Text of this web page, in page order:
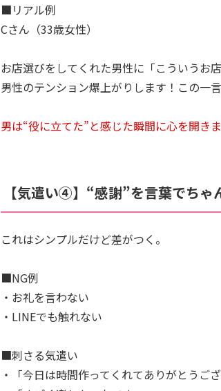
■リアル例
Cさん（33歳女性）
お店選びをしてくれた男性に「こういうお
男性のテンション爆上がりします！この一
男は“役に立てた”と感じた瞬間に心を開きま
【気遣い④】“感謝”を言葉でちゃ
これはシンプルだけど差がつく。
■NG例
・お礼を言わない
・LINEでも触れない
■刺さる気遣い
・「今日は時間作ってくれてありがとうござ